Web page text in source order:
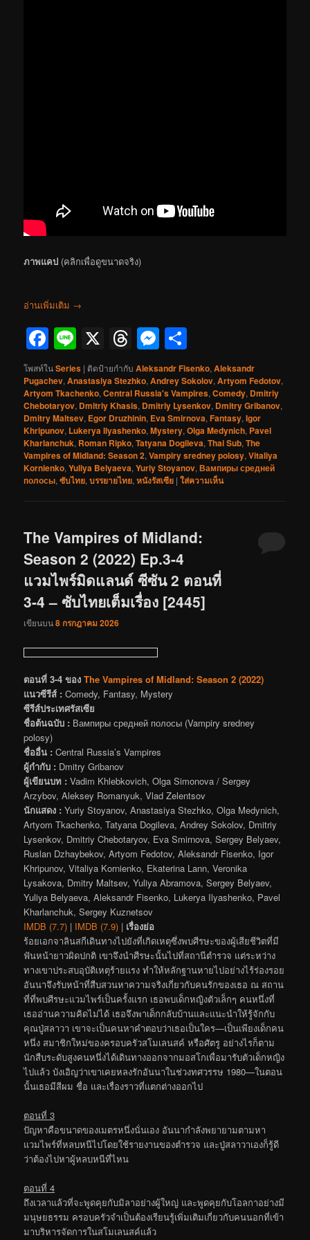
ภาพแคป (คลิกเพื่อดูขนาดจริง)
อ่านเพิ่มเติม →
Facebook
Line
X Threads
Messenger
โพสท์ในSeries | ติดป้ายกำกับ Aleksandr Fisenko,Aleksandr
Pugachev,Anastasiya Stezhko,Andrey Sokolov,Artyom Fedotov,
Artyom Tkachenko,Central Russia's Vampires,Comedy, Dmitriy
Chebotaryov, Dmitriy Khasis, Dmitriy Lysenkov, Dmitry Gribanov,
Dmitry Maltsev, Egor Druzhinin, Eva Smirnova,Fantasy,Igor
Khripunov, Lukerya Ilyashenko,Mystery,Olga Medynich, Pavel
Kharlanchuk, Roman Ripko,Tatyana Dogileva,Thai Sub,The
Vampires of Midland: Season 2,Vampiry sredney polosy,Vitaliya
Kornienko,Yuliya Belyaeva,Yuriy Stoyanov,Вампиры средней
полосы,ซับไทย,บรรยายไทย,หนังรัสเซีย |ใส่ความเห็น
The Vampires of Midland:
Season 2 (2022) Ep.3-4
แวมไพร์มิดแลนด์ ซีซัน 2 ตอนที่
3-4 – ซับไทยเต็มเรื่อง [2445]
เขียนบน8 กรกฎาคม 2026
ตอนที่ 3-4 ของ The Vampires of Midland: Season 2 (2022)
แนวซีรีส์ : Comedy, Fantasy, Mystery
ซีรีส์ประเทศรัสเซีย
ชื่อต้นฉบับ : Вампиры средней полосы (Vampiry sredney
polosy)
ชื่ออื่น : Central Russia’s Vampires
ผู้กำกับ : Dmitry Gribanov
ผู้เขียนบท : Vadim Khlebkovich, Olga Simonova / Sergey
Arzybov, Aleksey Romanyuk, Vlad Zelentsov
นักแสดง : Yuriy Stoyanov, Anastasiya Stezhko, Olga Medynich,
Artyom Tkachenko, Tatyana Dogileva, Andrey Sokolov, Dmitriy
Lysenkov, Dmitriy Chebotaryov, Eva Smirnova, Sergey Belyaev,
Ruslan Dzhaybekov, Artyom Fedotov, Aleksandr Fisenko, Igor
Khripunov, Vitaliya Kornienko, Ekaterina Lann, Veronika
Lysakova, Dmitry Maltsev, Yuliya Abramova, Sergey Belyaev,
Yuliya Belyaeva, Aleksandr Fisenko, Lukerya Ilyashenko, Pavel
Kharlanchuk, Sergey Kuznetsov
IMDB (7.7) | IMDB (7.9) | เรื่องย่อ
ร้อยเอกจาลินสกีเดินทางไปยังที่เกิดเหตุซึ่งพบศีรษะของผู้เสียชีวิตที่มี
ฟันหน้ายาวผิดปกติ เขาจึงนำศีรษะนั้นไปที่สถานีตำรวจ แต่ระหว่าง
ทางเขาประสบอุบัติเหตุร้ายแรง ทำให้หลักฐานหายไปอย่างไร้ร่องรอย
อันนาจึงรับหน้าที่สืบสวนหาความจริงเกี่ยวกับคนรักของเธอ ณ สถาน
ที่ที่พบศีรษะแวมไพร์เป็นครั้งแรก เธอพบเด็กหญิงตัวเล็กๆ คนหนึ่งที่
เธออ่านความคิดไม่ได้ เธอจึงพาเด็กกลับบ้านและแนะนำให้รู้จักกับ
คุณปู่สลาวา เขาจะเป็นคนหาคำตอบว่าเธอเป็นใคร—เป็นเพียงเด็กคน
หนึ่ง สมาชิกใหม่ของครอบครัวสโมเลนสค์ หรือศัตรู อย่างไรก็ตาม
นักสืบระดับสูงคนหนึ่งได้เดินทางออกจากมอสโกเพื่อมารับตัวเด็กหญิง
ไปแล้ว บังเอิญว่าเขาเคยหลงรักอันนาในช่วงทศวรรษ 1980—ในตอน
นั้นเธอมีสีผม ชื่อ และเรื่องราวที่แตกต่างออกไป
ตอนที่ 3
ปัญหาคือขนาดของเมตรหนึ่งนั่นเอง อันนากำลังพยายามตามหา
แวมไพร์ที่หลบหนีไปโดยใช้รายงานของตำรวจ และปู่สลาวาเองก็รู้ดี
ว่าต้องไปหาผู้หลบหนีที่ไหน
ตอนที่ 4
ถึงเวลาแล้วที่จะพูดคุยกับมิลาอย่างผู้ใหญ่ และพูดคุยกับโอลกาอย่างมี
มนุษยธรรม ครอบครัวจำเป็นต้องเรียนรู้เพิ่มเติมเกี่ยวกับคนนอกที่เข้า
มาบริหารจัดการในสโมเลนสค์แล้ว